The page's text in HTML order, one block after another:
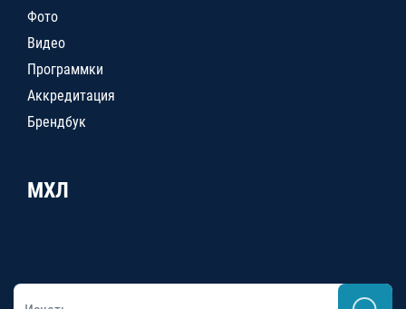
Фото
Видео
Программки
Аккредитация
Брендбук
МХЛ